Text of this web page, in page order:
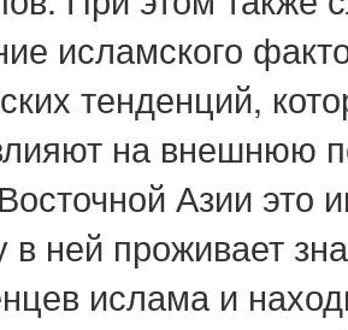
исламского
тенденций,
на внешнюю
Азии это
в ней проживает
ислама и